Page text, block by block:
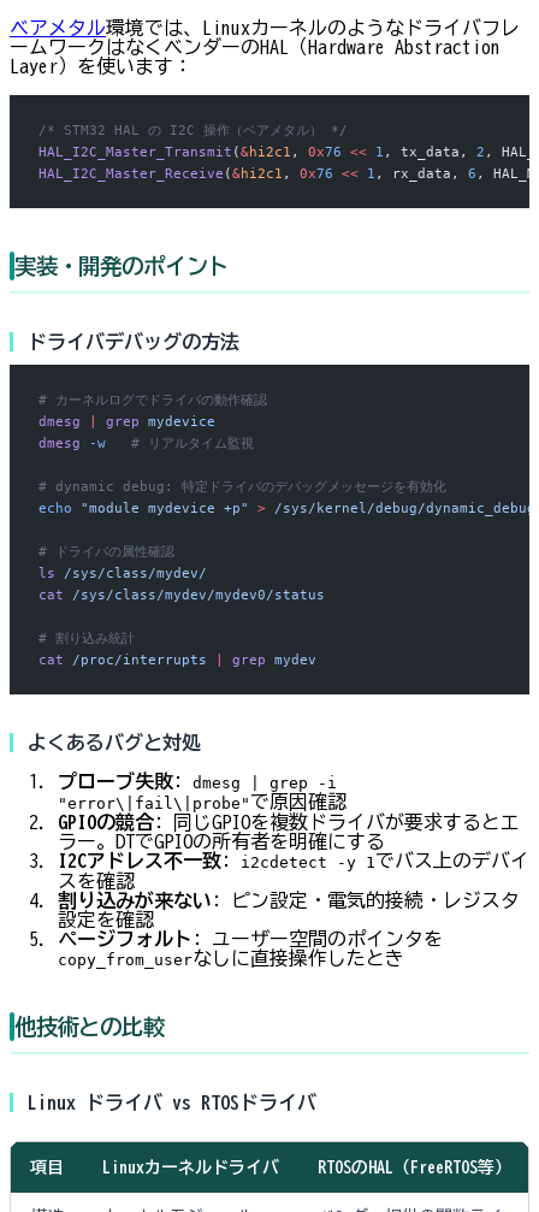
ベアメタル環境では、Linuxカーネルのようなドライバフレ
ームワークはなくベンダーのHAL（Hardware Abstraction
Layer）を使います：
/* STM32 HAL の I2C 操作（ベアメタル） */
HAL_I2C_Master_Transmit (&hi2c1 , 0x76 << 1 , tx_data, 2 ,
HAL_I2C_Master_Receive (&hi2c1 , 0x76 << 1 , rx_data, 6 ,
実装・開発のポイント
ドライバデバッグの方法
# カーネルログでドライバの動作確認
dmesg
grep mydevice
dmesg -w
   # リアルタイム監視
# dynamic debug: 特定ドライバのデバッグメッセージを有効化
echo "module mydevice +p" > /sys/kernel/debug/
# ドライバの属性確認
ls /sys/class/mydev/
cat /sys/class/mydev/mydev0/status
# 割り込み統計
cat /proc/interrupts grep mydev
よくあるバグと対処
プローブ失敗: dmesg | grep -i
"error\|fail\|probe" で原因確認
GPIOの競合: 同じGPIOを複数ドライバが要求するとエ
ラー。DTでGPIOの所有者を明確にする
I2Cアドレス不一致: i2cdetect -y 1 でバス上のデバイ
スを確認
割り込みが来ない : ピン設定・電気的接続・レジスタ
設定を確認
ページフォルト : ユーザー空間のポインタを
copy_from_userなしに直接操作したとき
他技術との比較
Linux ドライバ vs RTOSドライバ
項目 Linuxカーネルドライバ RTOSのHAL（FreeRTOS等）